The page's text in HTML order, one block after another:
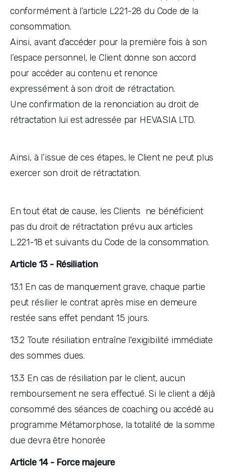
conformément à l’article L221-28 du Code de la
consommation.
Ainsi, avant d’accéder pour la première fois à son
l’espace personnel, le Client donne son accord
pour accéder au contenu et renonce
expressément à son droit de rétractation.
Une confirmation de la renonciation au droit de
rétractation lui est adressée par HEVASIA LTD.
Ainsi, à l’issue de ces étapes, le Client ne peut plus
exercer son droit de rétractation.
En tout état de cause, les Clients  ne bénéficient
pas du droit de rétractation prévu aux articles
L.221-18 et suivants du Code de la consommation.
Article 13 - Résiliation
13.1 En cas de manquement grave, chaque partie
peut résilier le contrat après mise en demeure
restée sans effet pendant 15 jours.
13.2 Toute résiliation entraîne l'exigibilité immédiate
des sommes dues.
13.3 En cas de résiliation par le client, aucun
remboursement ne sera effectué. Si le client a déjà
consommé des séances de coaching ou accédé au
programme Métamorphose, la totalité de la somme
due devra être honorée
Article 14 - Force majeure